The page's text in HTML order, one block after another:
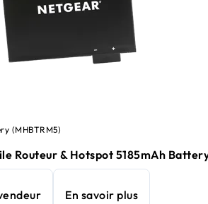
(MHBTRM5)
Routeur & Hotspot 5185mAh
En savoir plus